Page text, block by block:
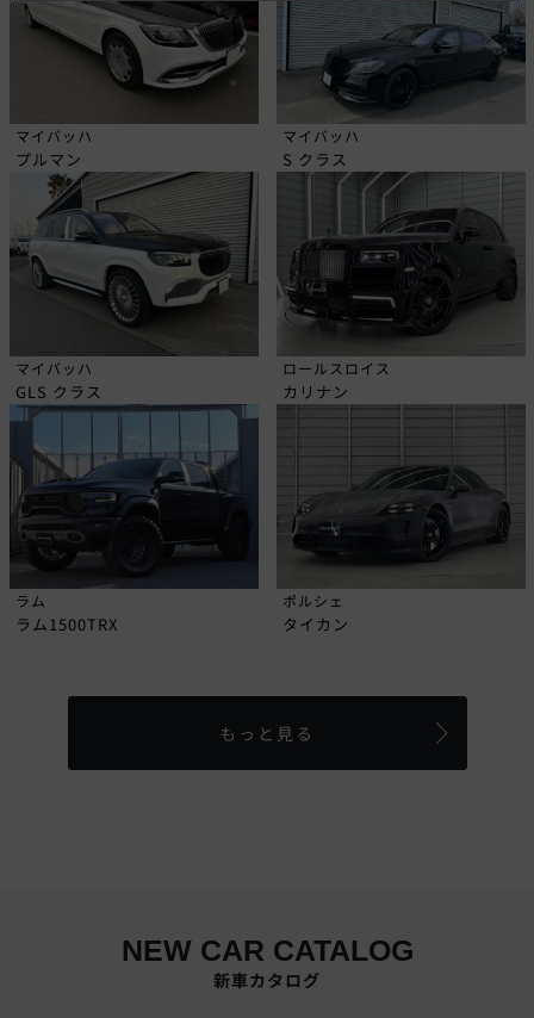
マイバッハ
プルマン
マイバッハ
S クラス
マイバッハ
GLS クラス
ロールスロイス
カリナン
ラム
ラム1500TRX
ポルシェ
タイカン
もっと見る
NEW CAR CATALOG
新車カタログ